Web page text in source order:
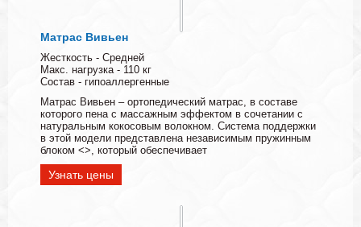
Матрас Вивьен
Жесткость - Средней
Макс. нагрузка - 110 кг
Состав - гипоаллергенные
Матрас Вивьен – ортопедический матрас, в составе
которого пена с массажным эффектом в сочетании с
натуральным кокосовым волокном. Система поддержки
в этой модели представлена независимым пружинным
блоком <>, который обеспечивает
Узнать цены